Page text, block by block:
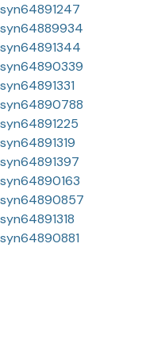
syn64891247
syn64889934
syn64891344
syn64890339
syn64891331
syn64890788
syn64891225
syn64891319
syn64891397
syn64890163
syn64890857
syn64891318
syn64890881